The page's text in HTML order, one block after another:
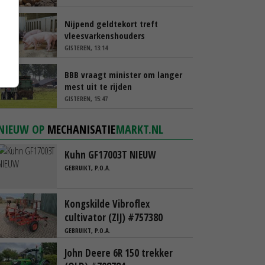
Nijpend geldtekort treft
vleesvarkenshouders
GISTEREN, 13:14
BBB vraagt minister om langer
mest uit te rijden
GISTEREN, 15:47
OP MECHANISATIEMARKT.NL
Kuhn GF17003T NIEUW
GEBRUIKT, P.O.A.
Kongskilde Vibroflex
cultivator (ZIJ) #757380
GEBRUIKT, P.O.A.
John Deere 6R 150 trekker